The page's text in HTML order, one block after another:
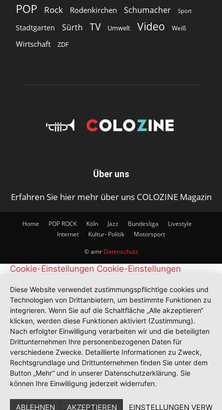
POP Rock Rodenkirchen Schumacher Sport
Stadtgarten Sürth TV Umwelt Video Weiß
Wirtschaft ZDF
Über uns
Erfahren Sie hier mehr über uns COLOZINE Magazin
Home POP ROCK Köln Jazz Bundesliga
Livestyle
Internet
Kultur- Politik Motorsport
© amr Datenschutz
Cookie-Einstellungen Cookie-Einstellungen
Diese Website verwendet zustimmungspflichtige cookies und
Technologien von Drittanbietern, um bestimmte Funktionen zu
integrieren. Wenn Sie auf die Schaltfläche „Alle akzeptieren“
klicken, werden diese Funktionen aktiviert (Zustimmung).
Nach erfolgter Einwilligung verarbeiten wir und die beteiligten
Drittunternehmen Ihre personenbezogenen Daten für
verschiedene Zwecke. Detaillierte Informationen zu Zweck,
Rechtsgrundlage und Drittunternehmen finden Sie unter dem
Button „Mehr“ und in unserer Datenschutzerklärung. Sie
können Ihre Einwilligung jederzeit widerrufen.
ABLEHNEN AKZEPTIEREN EINSTELLUNGEN